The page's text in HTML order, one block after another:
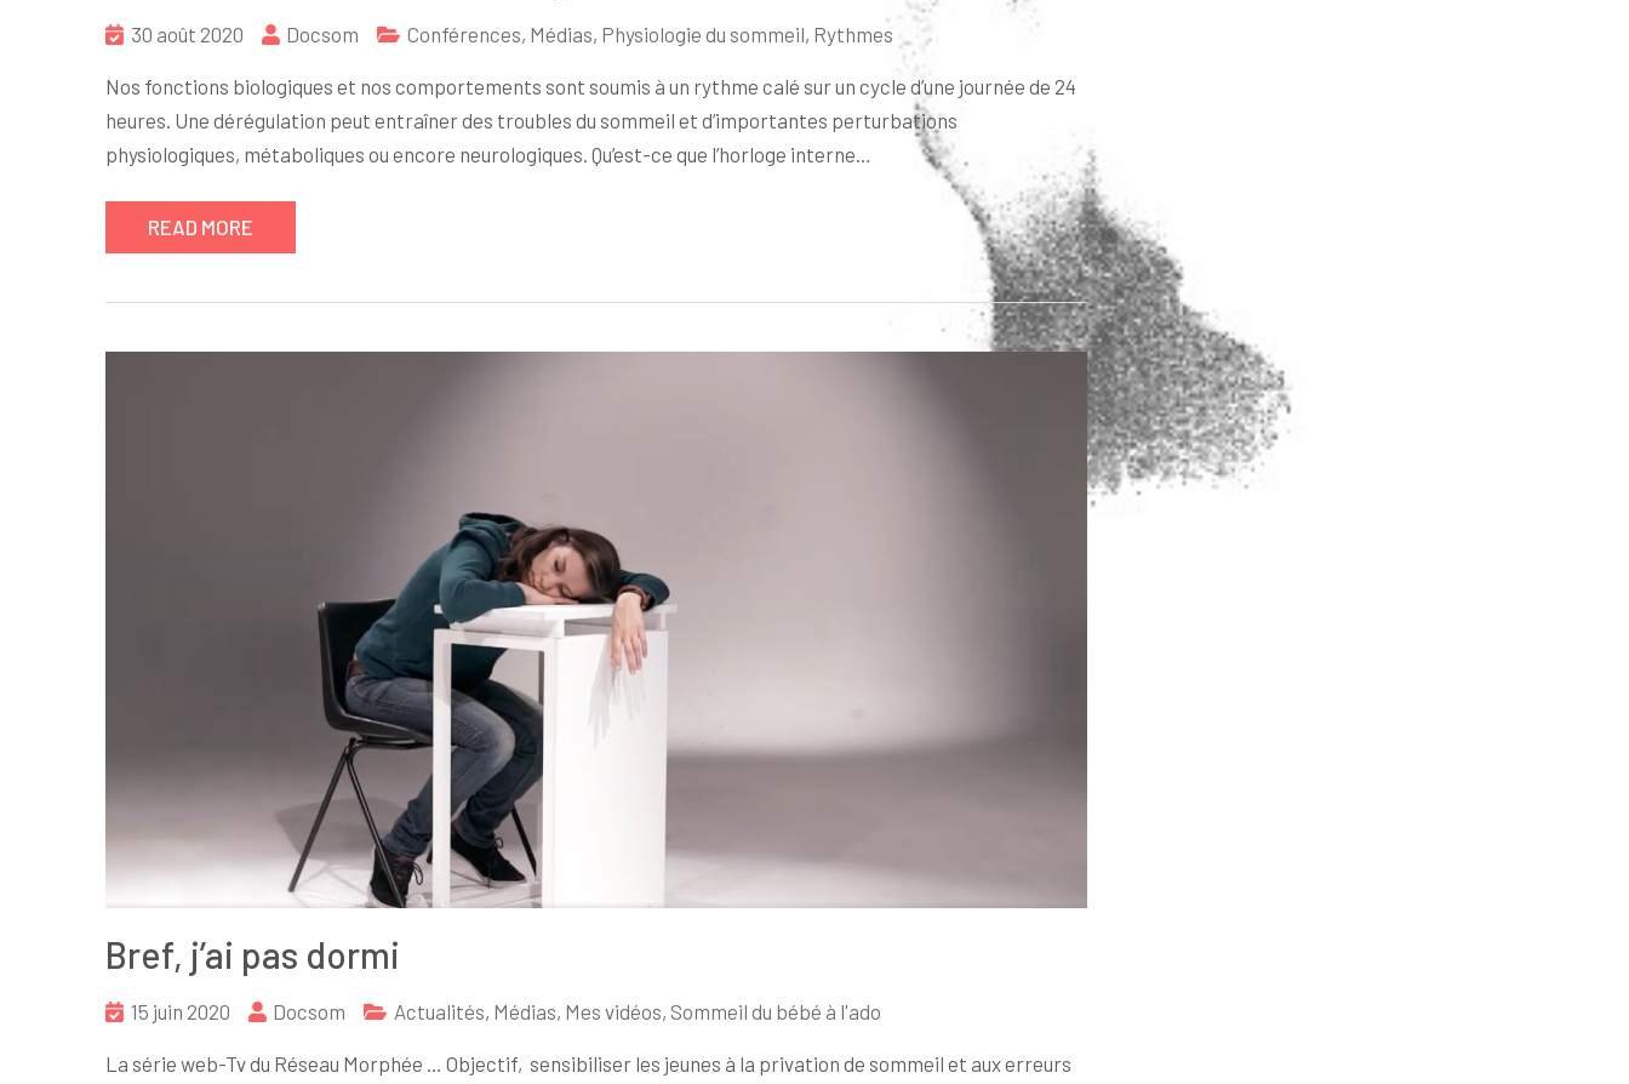
30 août 2020 Docsom Conférences, Médias, Physiologie du sommeil, Rythmes
Nos fonctions biologiques et nos comportements sont soumis à un rythme calé sur un cycle d’une journée de 24
heures. Une dérégulation peut entraîner des troubles du sommeil et d’importantes perturbations
physiologiques, métaboliques ou encore neurologiques. Qu’est-ce que l’horloge interne…
READ MORE
Bref, j’ai pas dormi
15 juin 2020 Docsom Actualités, Médias, Mes vidéos, Sommeil du bébé à l'ado
La série web-Tv du Réseau Morphée … Objectif, sensibiliser les jeunes à la privation de sommeil et aux erreurs